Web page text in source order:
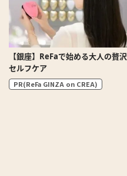
【銀座】ReFaで始める大人の贅沢
セルフケア
PR(ReFa GINZA on CREA)